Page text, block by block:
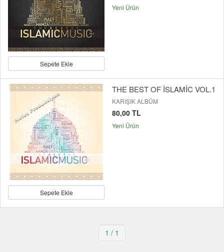
Sepete Ekle
Yeni Ürün
Sepete Ekle
THE BEST OF İSLAMİC VOL.1
KARIŞIK ALBÜM
80,00 TL
Yeni Ürün
1 / 1